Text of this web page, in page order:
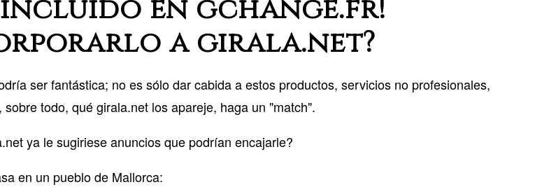
incluido en gchange.fr!
a girala.net?
ser fantástica; no es sólo dar cabida a estos productos, servicios no profesionales,
todo, qué girala.net los apareje, haga un "match".
ya le sugiriese anuncios que podrían encajarle?
en un pueblo de Mallorca: